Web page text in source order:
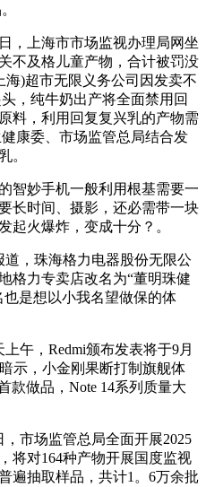
上海市市场监视办理局网坐
不及格儿童产物，合计被罚没
海)超市无限义务公司因发卖不
，纯牛奶出产将全面禁用回
料，利用回复复兴乳的产物需
康委、市场监管总局结合发
。
妙手机一般利用根基需要一
长时间、摄影，还必需带一块
起火爆炸，变成十分？。
，珠海格力电器股份无限公
格力专卖店改名为“董明珠健
是想以小我名望做保的体
，Redmi颁布发表将于9月
示，小金刚果断打制旗舰体
款做品，Note 14系列质量大
市场监管总局全面开展2025
将对164种产物开展国度监视
遍抽取样品，共计1。6万余批